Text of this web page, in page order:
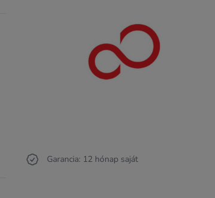
Garancia: 12 hónap saját